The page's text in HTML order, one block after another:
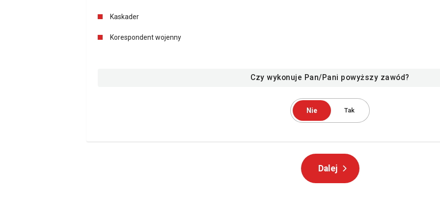
Kaskader
Korespondent wojenny
Czy wykonuje Pan/Pani powyższy zawód?